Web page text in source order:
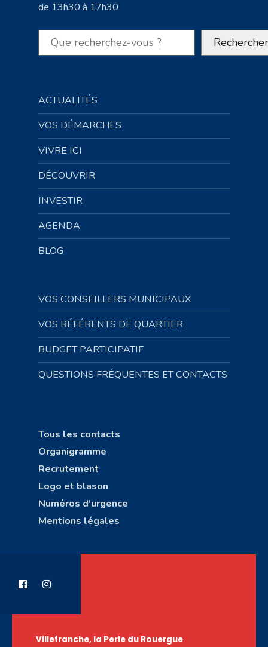
de 13h30 à 17h30
Rechercher Rechercher
ACTUALITÉS
VOS DÉMARCHES
VIVRE ICI
DÉCOUVRIR
INVESTIR
AGENDA
BLOG
VOS CONSEILLERS MUNICIPAUX
VOS RÉFÉRENTS DE QUARTIER
BUDGET PARTICIPATIF
QUESTIONS FRÉQUENTES ET CONTACTS
Tous les contacts
Organigramme
Recrutement
Logo et blason
Numéros d'urgence
Mentions légales
Villefranche, la Perle du Rouergue